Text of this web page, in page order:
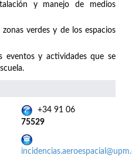
y manejo de medios
verdes y de los espacios
eventos y actividades que se
+34 91 06
75529